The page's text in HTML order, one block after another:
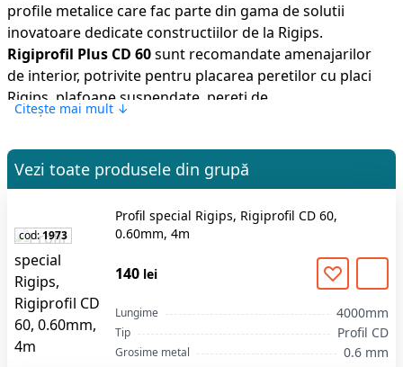
profile metalice care fac parte din gama de solutii
inovatoare dedicate constructiilor de la Rigips.
Rigiprofil Plus CD 60sunt recomandate amenajarilor
de interior, potrivite pentru placarea peretilor cu placi
Rigips, plafoane suspendate, pereti de
compartimentare si amenajari de mansarde, fiind
Rigiprofil Plus CD 60 sunt profilele plafonului fals
introduse pe contur in
profilul UD
montaj pentru fixarea placarii plafonului fals.
Profilul CD
ajutorul ajutorul suporturilor speciale, principalele
dintre care sunt:
racord cu fixator
Pentru instalarea racortului cu fixator, marginile
politelor profilului, sunt indoite spre interior si servesc
drept suprafete de reazem.
Citește mai mult ↓
Vezi toate produsele din grupă
cod:1973
Profil special Rigips, Rigiprofil CD 60,
0.60mm, 4m
140 lei
Lungime 4000mm
Tip Profil CD
Grosime metal 0.6 mm